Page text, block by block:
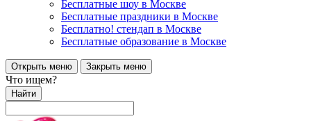
Бесплатные шоу в Москве
Бесплатные праздники в Москве
Бесплатно! стендап в Москве
Бесплатные образование в Москве
Открыть меню Закрыть меню
Что ищем?
Найти